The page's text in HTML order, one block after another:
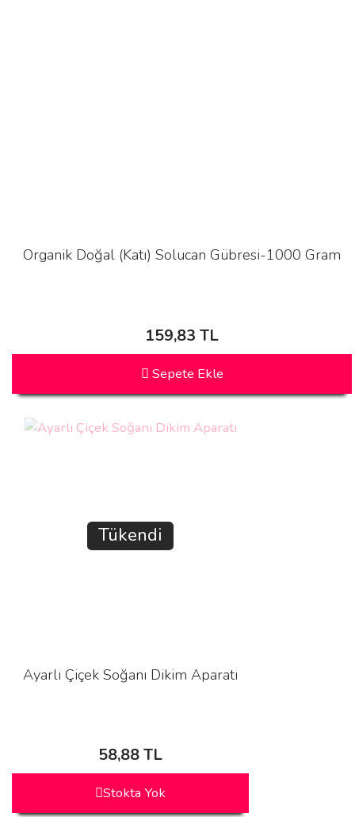
Organik Doğal (Katı) Solucan Gübresi-1000 Gram
159,83 TL
Sepete Ekle
Tükendi
Ayarlı Çiçek Soğanı Dikim Aparatı
58,88 TL
Stokta Yok